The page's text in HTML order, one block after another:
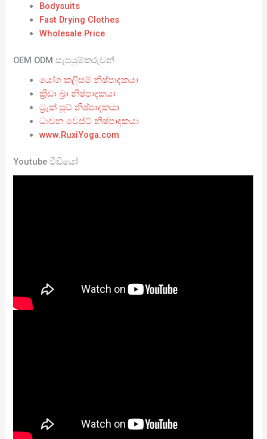
Bodysuits
Fast Drying Clothes
Wholesale Price
OEM ODM සැපයුම්කරුවන්
යෝග කලිසම් නිෂ්පාදකයා
ක්‍රීඩා බ්‍රා නිෂ්පාදකයා
ට්‍රැක් සූට් නිෂ්පාදකයා
ධාවන වෙස්ට් නිෂ්පාදකයා
www.RuxiYoga.com
Youtube වීඩියෝ